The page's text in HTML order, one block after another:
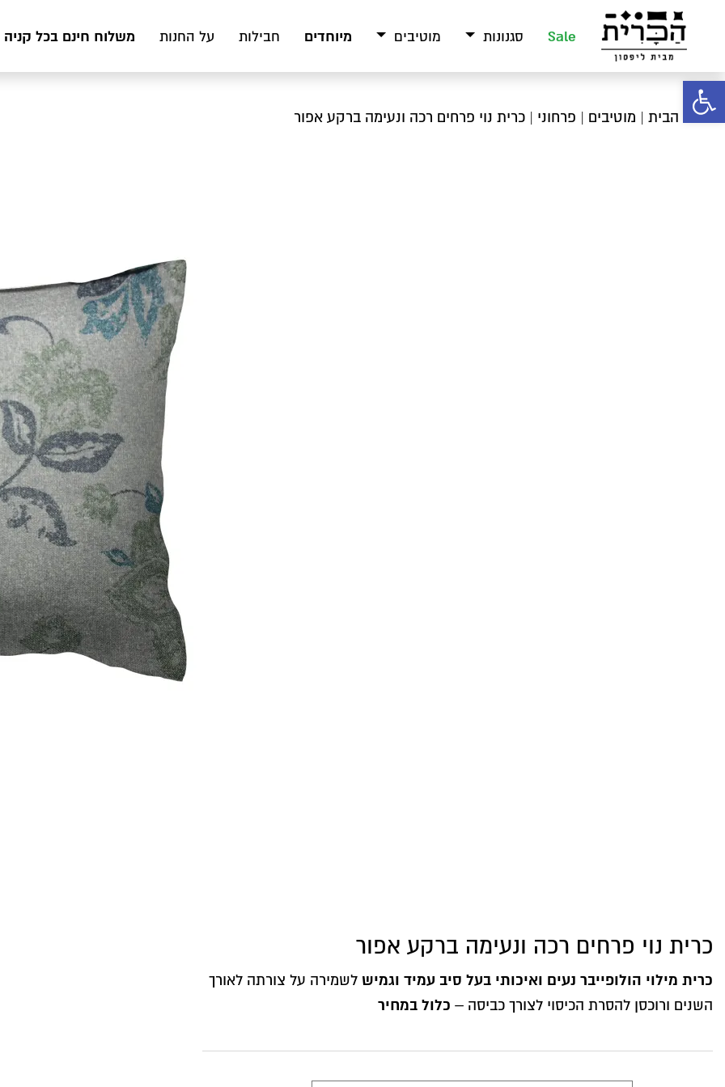
פתח סרגל נגישות
Sale סגנונות מוטיבים מיוחדים חבילות על החנות משלוח חינם בכל קניה מעל 199 ₪
עמוד הבית | מוטיבים | פרחוני | כרית נוי פרחים רכה ונעימה ברקע אפור
כרית נוי פרחים רכה ונעימה ברקע אפור
כרית מילוי הולופייבר נעים ואיכותי בעל סיב עמיד וגמיש לשמירה על צורתה לאורך
השנים ורוכסן להסרת הכיסוי לצורך כביסה – כלול במחיר